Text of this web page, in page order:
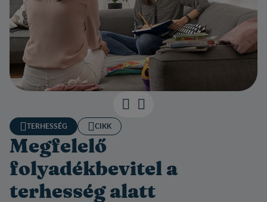
TERHESSÉG CIKK
Megfelelő
folyadékbevitel a
terhesség alatt